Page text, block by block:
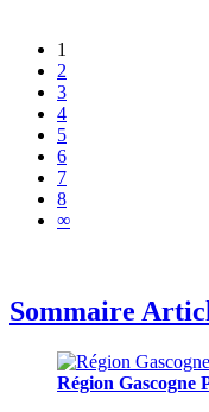
1
2
3
4
5
6
7
8
∞
Sommaire
Région Gascogne